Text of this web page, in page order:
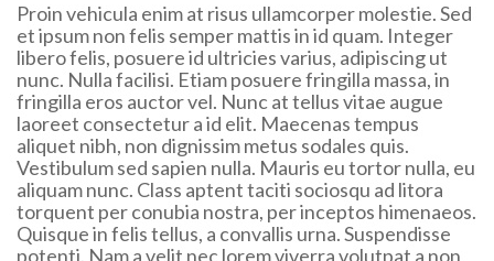
Proin vehicula enim at risus ullamcorper molestie. Sed
et ipsum non felis semper mattis in id quam. Integer
libero felis, posuere id ultricies varius, adipiscing ut
nunc. Nulla facilisi. Etiam posuere fringilla massa, in
fringilla eros auctor vel. Nunc at tellus vitae augue
laoreet consectetur a id elit. Maecenas tempus
aliquet nibh, non dignissim metus sodales quis.
Vestibulum sed sapien nulla. Mauris eu tortor nulla, eu
aliquam nunc. Class aptent taciti sociosqu ad litora
torquent per conubia nostra, per inceptos himenaeos.
Quisque in felis tellus, a convallis urna. Suspendisse
potenti. Nam a velit nec lorem viverra volutpat a non